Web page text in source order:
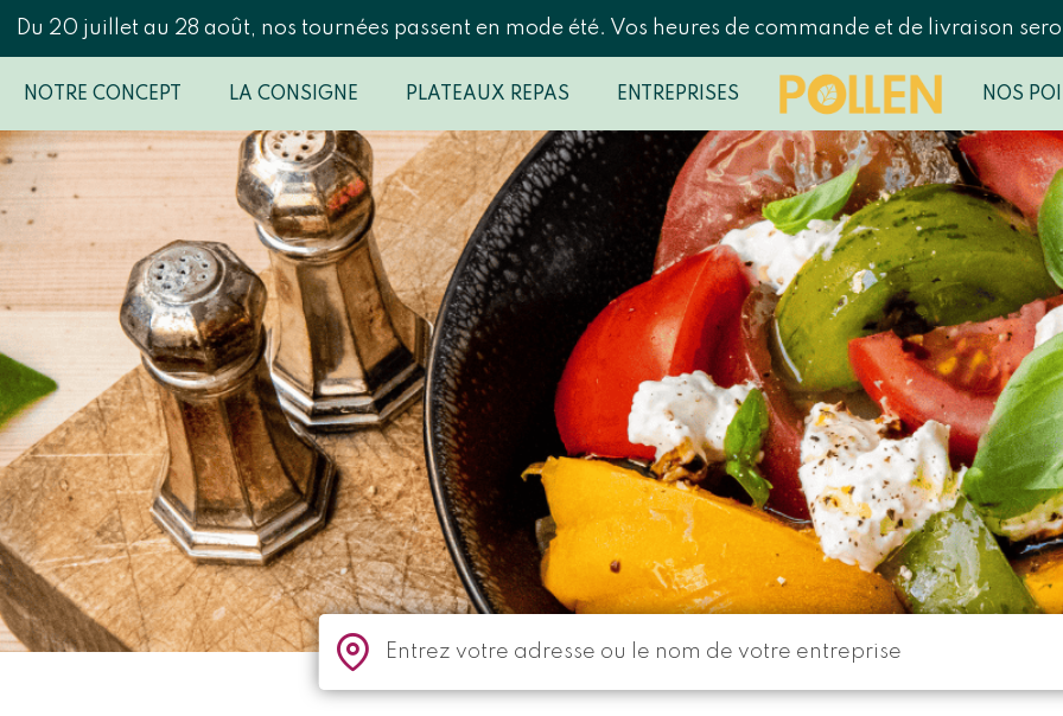
Du 20 juillet au 28 août, nos tournées passent en mode été. Vos heures de commande et de livraison
NOTRE CONCEPT LA CONSIGNE PLATEAUX REPAS ENTREPRISES NOS